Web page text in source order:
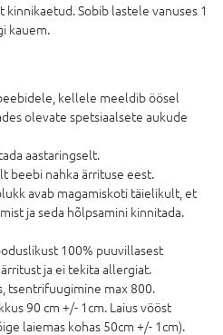
Sobib lastele vanuses 1
kauem.
kellele meeldib öösel
olevate spetsiaalsete aukude
aastaringselt.
beebi nahka ärrituse eest.
avab magamiskoti täielikult, et
ja seda hõlpsamini kinnitada.
100% puuvillasest
ja ei tekita allergiat.
tsentrifuugimine max 800.
90 cm +/- 1cm. Laius vööst
laiemas kohas 50cm +/- 1cm).